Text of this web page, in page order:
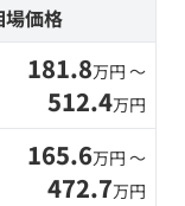
場価格
181.8万円 〜
512.4万円
165.6万円 〜
472.7万円